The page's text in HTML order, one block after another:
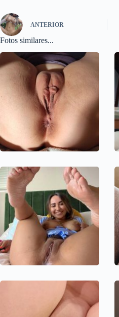
ANTERIOR
Fotos similares...